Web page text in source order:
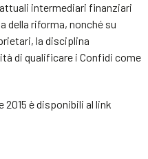
intermediari finanziari
della riforma, nonché su
la disciplina
di qualificare i Confidi come
2015 è disponibili al link